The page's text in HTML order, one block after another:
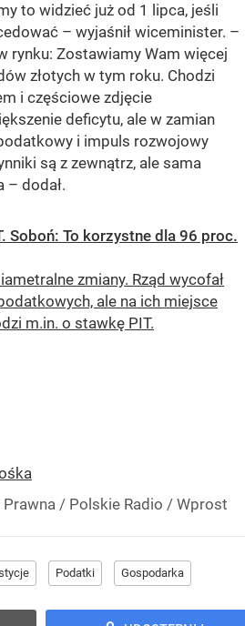
to widzieć już od 1 lipca, jeśli
– wyjaśnił wiceminister. –
rynku: Zostawiamy Wam więcej
złotych w tym roku. Chodzi
i częściowe zdjęcie
deficytu, ale w zamian
i impuls rozwojowy
są z zewnątrz, ale sama
– dodał.
Soboń: To korzystne dla 96 proc.
zmiany. Rząd wycofał
ale na ich miejsce
m.in. o stawkę PIT.
Prawna / Polskie Radio / Wprost
Podatki Gospodarka